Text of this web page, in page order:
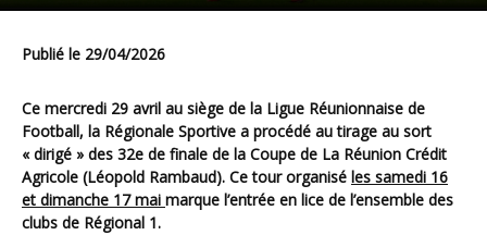
Publié le 29/04/2026
Ce mercredi 29 avril au siège de la Ligue Réunionnaise de
Football, la Régionale Sportive a procédé au tirage au sort
« dirigé » des 32e de finale de la Coupe de La Réunion Crédit
Agricole (Léopold Rambaud). Ce tour organisé les samedi 16
et dimanche 17 mai marque l’entrée en lice de l’ensemble des
clubs de Régional 1.